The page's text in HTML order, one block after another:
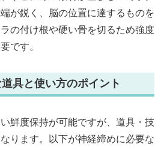
が鋭く、脳の位置に達するものを
の付け根や硬い骨を切るため強度
です。
具と使い方のポイント
鮮度保持が可能ですが、道具・技
ります。以下が神経締めに必要な